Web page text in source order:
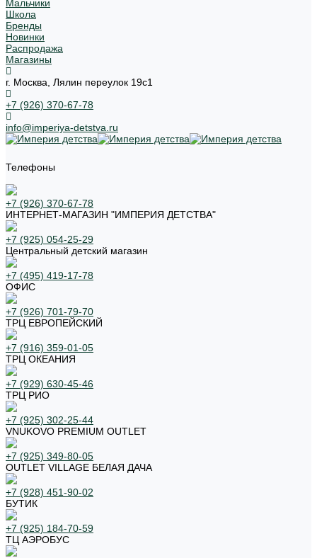
Мальчики
Школа
Бренды
Новинки
Распродажа
Магазины
г. Москва, Лялин переулок 19с1
+7 (926) 370-67-78
info@imperiya-detstva.ru
Телефоны
+7 (926) 370-67-78
ИНТЕРНЕТ-МАГАЗИН "ИМПЕРИЯ ДЕТСТВА"
+7 (925) 054-25-29
Центральный детский магазин
+7 (495) 419-17-78
ОФИС
+7 (926) 701-79-70
ТРЦ ЕВРОПЕЙСКИЙ
+7 (916) 359-01-05
ТРЦ ОКЕАНИЯ
+7 (929) 630-45-46
ТРЦ РИО
+7 (925) 302-25-44
VNUKOVO PREMIUM OUTLET
+7 (925) 349-80-05
OUTLET VILLAGE БЕЛАЯ ДАЧА
+7 (928) 451-90-02
БУТИК
+7 (925) 184-70-59
ТЦ АЭРОБУС